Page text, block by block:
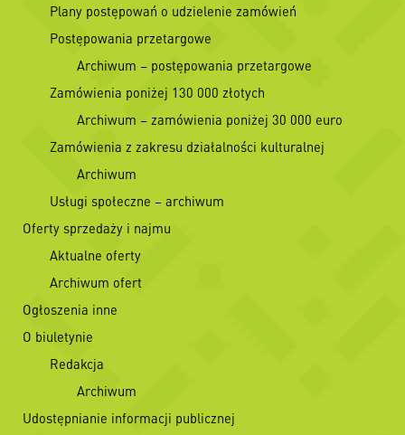
Plany postępowań o udzielenie zamówień
Postępowania przetargowe
Archiwum – postępowania przetargowe
Zamówienia poniżej 130 000 złotych
Archiwum – zamówienia poniżej 30 000 euro
Zamówienia z zakresu działalności kulturalnej
Archiwum
Usługi społeczne – archiwum
Oferty sprzedaży i najmu
Aktualne oferty
Archiwum ofert
Ogłoszenia inne
O biuletynie
Redakcja
Archiwum
Udostępnianie informacji publicznej